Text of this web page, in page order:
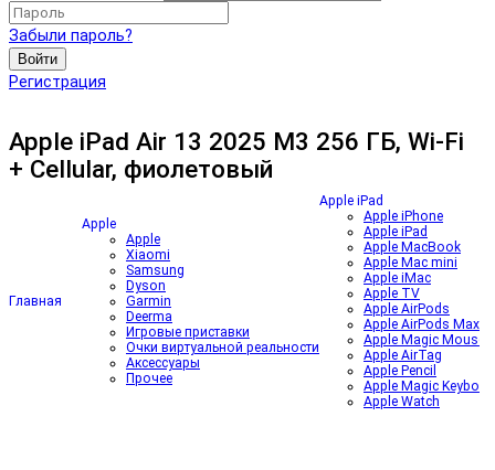
Забыли пароль?
Войти
Регистрация
Apple iPad Air 13 2025 M3 256 ГБ, Wi-Fi
+ Cellular, фиолетовый
Главная
Apple
Apple
Xiaomi
Samsung
Dyson
Garmin
Deerma
Игровые приставки
Очки виртуальной реальности
Аксессуары
Прочее
Apple iPad
Apple iPhone
Apple iPad
Apple MacBook
Apple Mac mini
Apple iMac
Apple TV
Apple AirPods
Apple AirPods Max
Apple Magic Mouse
Apple AirTag
Apple Pencil
Apple Magic
Apple Watch